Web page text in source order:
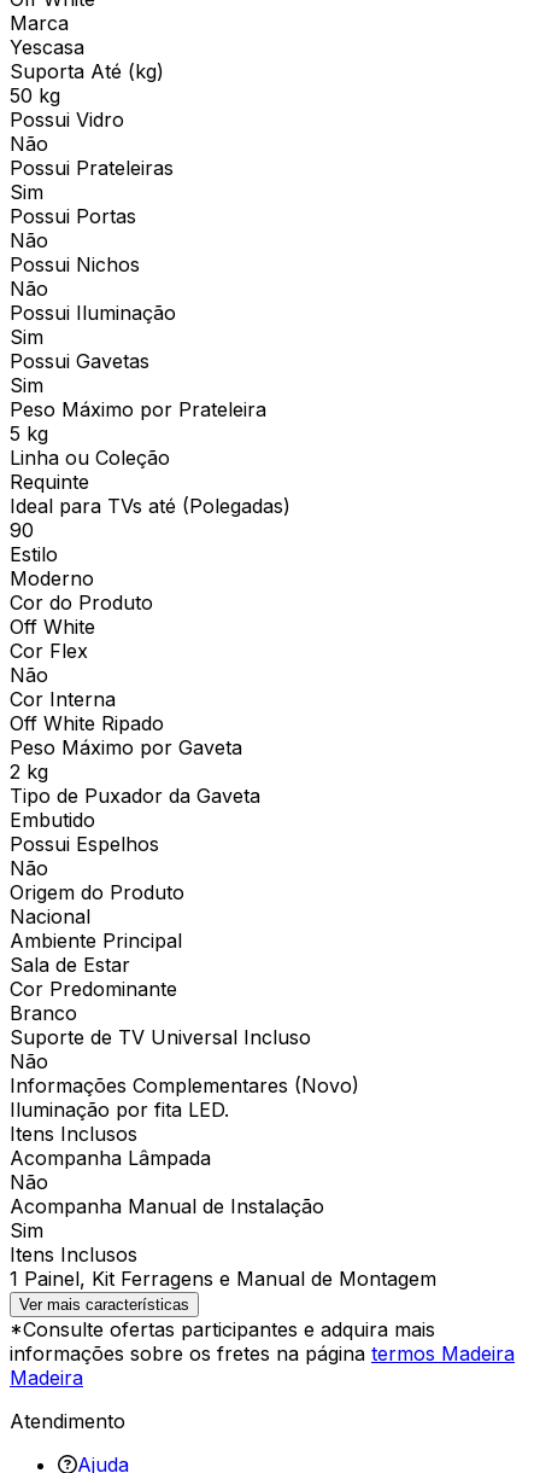
Marca
Yescasa
Suporta Até (kg)
50 kg
Possui Vidro
Não
Possui Prateleiras
Sim
Possui Portas
Não
Possui Nichos
Não
Possui Iluminação
Sim
Possui Gavetas
Sim
Peso Máximo por Prateleira
5 kg
Linha ou Coleção
Requinte
Ideal para TVs até (Polegadas)
90
Estilo
Moderno
Cor do Produto
Off White
Cor Flex
Não
Cor Interna
Off White Ripado
Peso Máximo por Gaveta
2 kg
Tipo de Puxador da Gaveta
Embutido
Possui Espelhos
Não
Origem do Produto
Nacional
Ambiente Principal
Sala de Estar
Cor Predominante
Branco
Suporte de TV Universal Incluso
Não
Informações Complementares (Novo)
Iluminação por fita LED.
Itens Inclusos
Acompanha Lâmpada
Não
Acompanha Manual de Instalação
Sim
Itens Inclusos
1 Painel, Kit Ferragens e Manual de Montagem
Ver mais características
*Consulte ofertas participantes e adquira mais
informações sobre os fretes na página termos Madeira
Madeira
Atendimento
Ajuda